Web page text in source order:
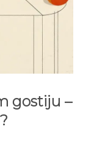
gostiju –